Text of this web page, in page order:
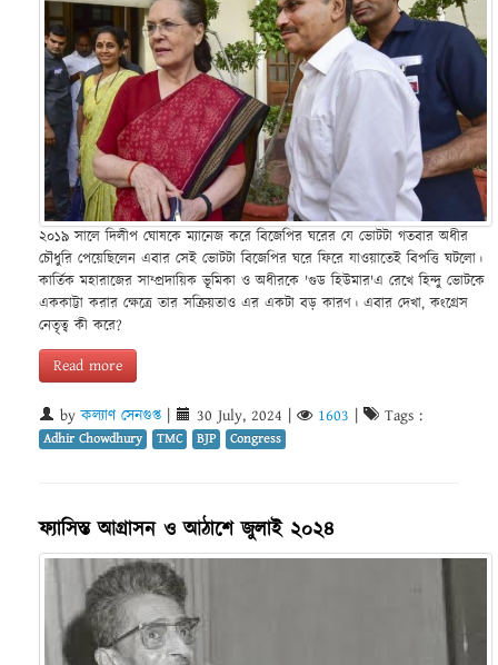
২০১৯ সালে দিলীপ ঘোষকে ম্যানেজ করে বিজেপির ঘরের যে ভোটটা গতবার অধীর
চৌধুরি পেয়েছিলেন এবার সেই ভোটটা বিজেপির ঘরে ফিরে যাওয়াতেই বিপত্তি ঘটলো।
কার্তিক মহারাজের সাম্প্রদায়িক ভূমিকা ও অধীরকে 'গুড হিউমার'এ রেখে হিন্দু ভোটকে
এককাট্টা করার ক্ষেত্রে তার সক্রিয়তাও এর একটা বড় কারণ। এবার দেখা, কংগ্রেস
নেতৃত্ব কী করে?
Read more
byকল্যাণ সেনগুপ্ত 30 July, 2024 1603 Tags :
Adhir Chowdhury TMC BJP Congress
ফ্যাসিস্ত আগ্রাসন ও আঠাশে জুলাই ২০২৪